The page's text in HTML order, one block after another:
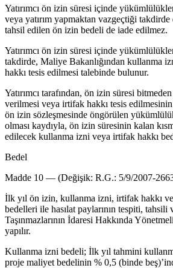
Yatırımcı ön izin süresi içinde
veya yatırım yapmaktan vazgeçtiği
tahsil edilen ön izin bedeli de iade edilmez.
Yatırımcı ön izin süresi içinde
takdirde, Maliye Bakanlığından kullanma
hakkı tesis edilmesi talebinde bulunur.
Yatırımcı tarafından, ön izin süresi
verilmesi veya irtifak hakkı tesis
ön izin sözleşmesinde öngörülen
olması kaydıyla, ön izin süresinin kalan
edilecek kullanma izni veya irtifak hakkı
Bedel
Madde 10 — (Değişik: R.G.: 5/9/2007-
İlk yıl ön izin, kullanma izni, irtifak hakkı
bedelleri ile hasılat paylarının tespiti,
Taşınmazlarının İdaresi Hakkında
yapılır.
Kullanma izni bedeli; İlk yıl tahmini
proje maliyet bedelinin % 0,5 (binde